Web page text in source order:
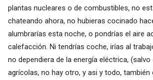
plantas nucleares o de combustibles, no
chateando ahora, no hubieras cocinado
alumbrarías esta noche, o pondrías el aire
calefacción. Ni tendrías coche, irías al
no dependiera de la energía eléctrica, (salvo
agrícolas, no hay otro, y asi y todo, también